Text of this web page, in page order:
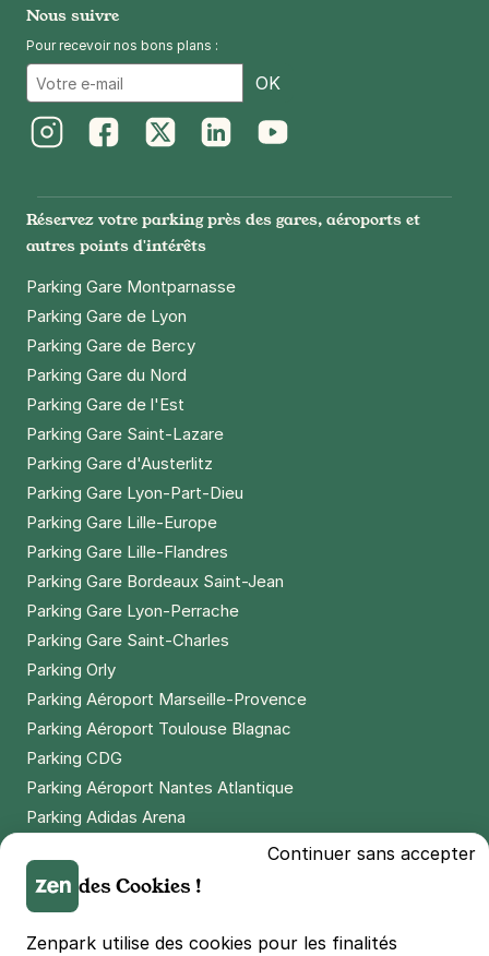
Nous suivre
Pour recevoir nos bons plans :
OK
Réservez votre parking près des gares, aéroports et
autres points d'intérêts
Parking Gare Montparnasse
Parking Gare de Lyon
Parking Gare de Bercy
Parking Gare du Nord
Parking Gare de l'Est
Parking Gare Saint-Lazare
Parking Gare d'Austerlitz
Parking Gare Lyon-Part-Dieu
Parking Gare Lille-Europe
Parking Gare Lille-Flandres
Parking Gare Bordeaux Saint-Jean
Parking Gare Lyon-Perrache
Parking Gare Saint-Charles
Parking Orly
Parking Aéroport Marseille-Provence
Parking Aéroport Toulouse Blagnac
Parking CDG
Parking Aéroport Nantes Atlantique
Parking Adidas Arena
Parking LDLC Arena
Parking Stade Pierre Mauroy
Parking Groupama Stadium
Continuer sans accepter
des Cookies !
Zenpark utilise des cookies pour les finalités